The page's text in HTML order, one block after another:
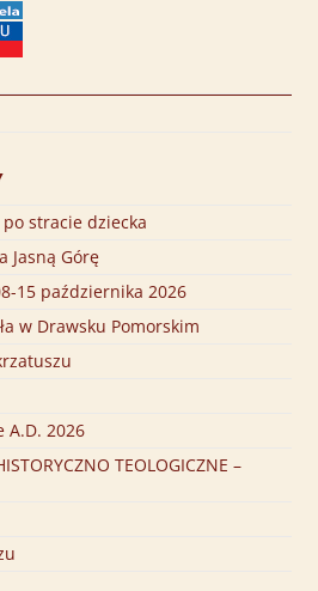
stracie dziecka
Jasną Górę
15 października 2026
w Drawsku Pomorskim
A.D. 2026
TEOLOGICZNE –